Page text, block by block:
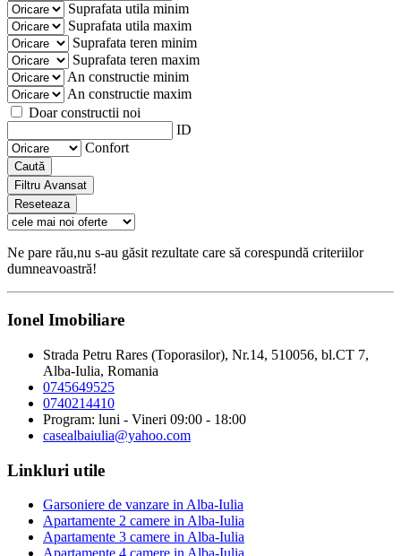
Suprafata utila minim
Suprafata utila maxim
Suprafata teren minim
Suprafata teren maxim
An constructie minim
An constructie maxim
Doar constructii noi
ID
Confort
Caută
Filtru Avansat
Reseteaza
Ne pare rău,nu s-au găsit rezultate care să corespundă criteriilor
dumneavoastră!
Ionel Imobiliare
Strada Petru Rares (Toporasilor), Nr.14, 510056, bl.CT 7,
Alba-Iulia, Romania
0745649525
0740214410
Program: luni - Vineri 09:00 - 18:00
casealbaiulia@yahoo.com
Linkluri utile
Garsoniere de vanzare in Alba-Iulia
Apartamente 2 camere in Alba-Iulia
Apartamente 3 camere in Alba-Iulia